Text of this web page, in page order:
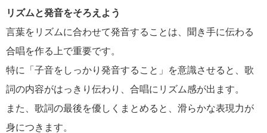
リズムと発音をそろえよう
言葉をリズムに合わせて発音することは、聞き手に伝わる
合唱を作る上で重要です。
特に「子音をしっかり発音すること」を意識させると、歌
詞の内容がはっきり伝わり、合唱にリズム感が出ます。
また、歌詞の最後を優しくまとめると、滑らかな表現力が
身につきます。